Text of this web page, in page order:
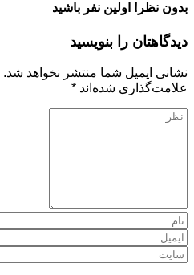
بدون نظر! اولین نفر باشید
دیدگاهتان را بنویسید
نشانی ایمیل شما منتشر نخواهد شد.
علامت‌گذاری شده‌اند *